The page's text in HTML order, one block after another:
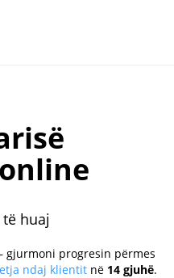
huaj
gjurmoni progresin përmes
ndaj klientit në 14 gjuhë.